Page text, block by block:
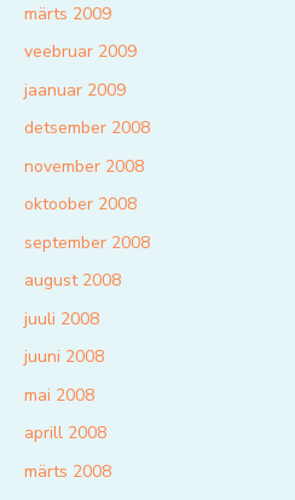
märts 2009
veebruar 2009
jaanuar 2009
detsember 2008
november 2008
oktoober 2008
september 2008
august 2008
juuli 2008
juuni 2008
mai 2008
aprill 2008
märts 2008